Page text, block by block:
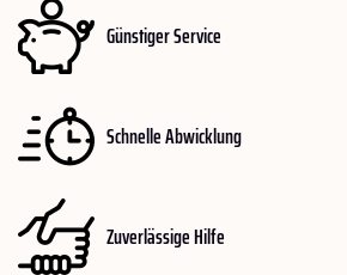
Günstiger Service
Schnelle Abwicklung
Zuverlässige Hilfe